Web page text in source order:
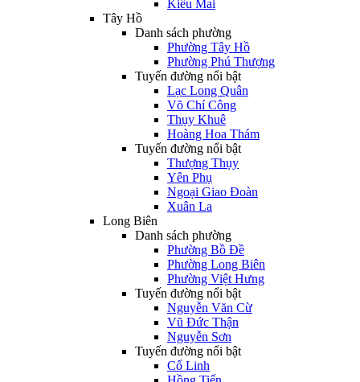
Kiều Mai
Tây Hồ
Danh sách phường
Phường Tây Hồ
Phường Phú Thượng
Tuyến đường nổi bật
Lạc Long Quân
Võ Chí Công
Thụy Khuê
Hoàng Hoa Thám
Tuyến đường nổi bật
Thượng Thụy
Yên Phụ
Ngoại Giao Đoàn
Xuân La
Long Biên
Danh sách phường
Phường Bồ Đề
Phường Long Biên
Phường Việt Hưng
Tuyến đường nổi bật
Nguyễn Văn Cừ
Vũ Đức Thận
Nguyễn Sơn
Tuyến đường nổi bật
Cổ Linh